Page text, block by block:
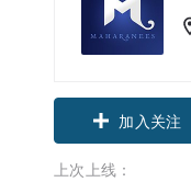
加入关注
上次上线：